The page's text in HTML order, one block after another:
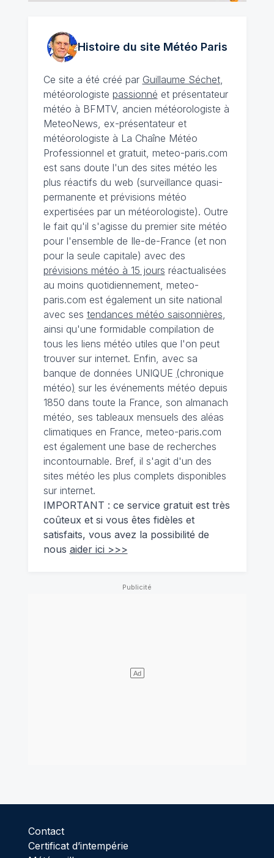
Histoire du site MétéoParis
Ce site a été créé par Guillaume Séchet,
météorologiste passionné et présentateur
météo à BFMTV, ancien météorologiste à
MeteoNews, ex-présentateur et
météorologiste à La Chaîne Météo
Professionnel et gratuit, meteo-paris.com
est sans doute l'un des sites météo les
plus réactifs du web (surveillance quasi-
permanente et prévisions météo
expertisées par un météorologiste). Outre
le fait qu'il s'agisse du premier site météo
pour l'ensemble de Ile-de-France (et non
pour la seule capitale) avec des
prévisions météo à 15 jours réactualisées
au moins quotidiennement, meteo-
paris.com est également un site national
avec ses tendances météo saisonnières
ainsi qu'une formidable compilation de
tous les liens météo utiles que l'on peut
trouver sur internet. Enfin, avec sa
banque de données UNIQUE (chronique
météo) sur les événements météo depuis
1850 dans toute la France, son almanach
météo, ses tableaux mensuels des aléas
climatiques en France, meteo-paris.com
est également une base de recherches
incontournable. Bref, il s'agit d'un des
sites météo les plus complets disponibles
sur internet.
IMPORTANT : ce service gratuit est très
coûteux et si vous êtes fidèles et
satisfaits, vous avez la possibilité de
nous aider ici >>>
Contact
Certificat d’intempérie